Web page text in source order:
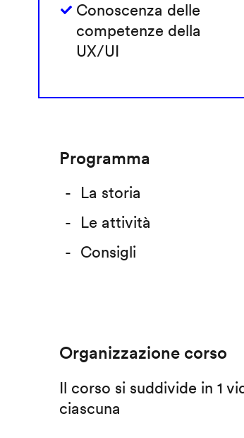
Conoscenza delle
competenze della
UX/UI
Programma
La storia
Le attività
Consigli
Organizzazione corso
Il corso si suddivide in 1
ciascuna